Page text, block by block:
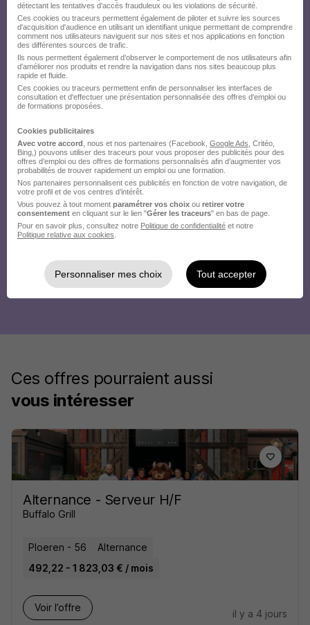
Ces offres pourraient aussi
vous intéresser
Alternance - Serveur H/F
Buffalo Grill
Ploeren - 56
Alternance
492,22 - 1 823,03 € / mois
Voir l’offre
il y a 4 jours
détectant les tentatives d'accès frauduleux ou les violations de sécurité.
Ces cookies ou traceurs permettent également de piloter et suivre les sources
d'acquisition d'audience en utilisant un identifiant unique permettant de comprendre
comment nos utilisateurs naviguent sur nos sites et nos applications en fonction
des différentes sources de trafic.
Ils nous permettent également d’observer le comportement de nos utilisateurs afin
d'améliorer nos produits et rendre la navigation dans nos sites beaucoup plus
rapide et fluide.
Ces cookies ou traceurs permettent enfin de personnaliser les interfaces de
consultation et d'effectuer une présentation personnalisée des offres d'emploi ou
de formations proposées.
Cookies publicitaires
Avec votre accord , nous et nos partenaires (Facebook, Google Ads , Critéo,
Bing,) pouvons utiliser des traceurs pour vous proposer des publicités pour des
offres d’emploi ou des offres de formations personnalisés afin d’augmenter vos
probabilités de trouver rapidement un emploi ou une formation.
Nos partenaires personnalisent ces publicités en fonction de votre navigation, de
votre profil et de vos centres d’intérêt.
Vous pouvez à tout moment paramétrer vos choix ou retirer votre
consentement en cliquant sur le lien "Gérer les traceurs" en bas de page.
Pour en savoir plus, consultez notre Politique de confidentialité et notre
Politique relative aux cookies
Personnaliser mes choix Tout accepter